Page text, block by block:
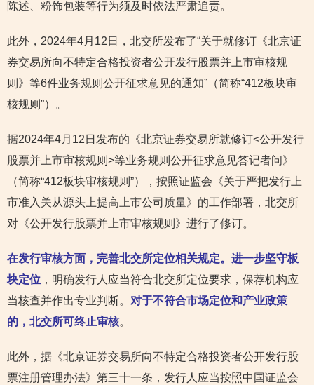
陈述、粉饰包装等行为须及时依法严肃追责。
此外，2024年4月12日，北交所发布了“关于就修订《北京证
券交易所向不特定合格投资者公开发行股票并上市审核规
则》等6件业务规则公开征求意见的通知”（简称“412板块审
核规则”）。
据2024年4月12日发布的《北京证券交易所就修订<公开发行
股票并上市审核规则>等业务规则公开征求意见答记者问》
（简称“412板块审核规则”），按照证监会《关于严把发行上
市准入关从源头上提高上市公司质量》的工作部署，北交所
对《公开发行股票并上市审核规则》进行了修订。
在发行审核方面，完善北交所定位相关规定。进一步坚守板
块定位 ，明确发行人应当符合北交所定位要求，保荐机构应
当核查并作出专业判断。 对于不符合市场定位和产业政策
的，北交所可终止审核。
此外，据《北京证券交易所向不特定合格投资者公开发行股
票注册管理办法》第三十一条，发行人应当按照中国证监会